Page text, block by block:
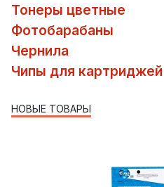
Тонеры цветные
Фотобарабаны
Чернила
Чипы для картриджей
НОВЫЕ ТОВАРЫ